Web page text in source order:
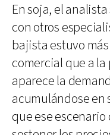
En soja, el
con otros
bajista estuvo
comercial que a
aparece la
acumulándose en
que ese